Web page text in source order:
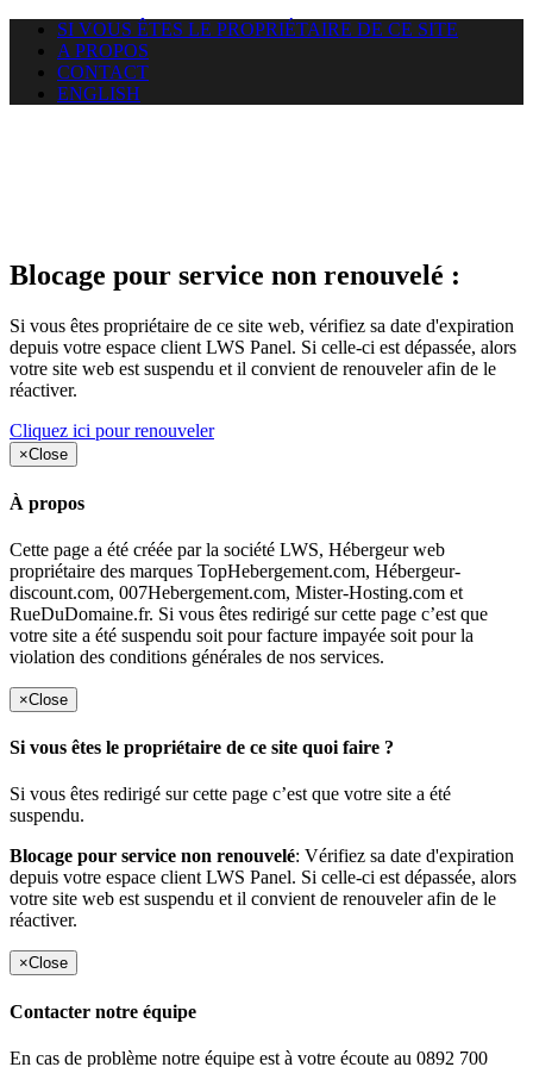
SI VOUS ÊTES LE PROPRIÉTAIRE DE CE SITE
A PROPOS
CONTACT
ENGLISH
Blocage pour service non renouvelé :
Si vous êtes propriétaire de ce site web, vérifiez sa date d'expiration
depuis votre espace client LWS Panel. Si celle-ci est dépassée, alors
votre site web est suspendu et il convient de renouveler afin de le
réactiver.
Cliquez ici pour renouveler
×Close
À propos
Cette page a été créée par la société LWS, Hébergeur web
propriétaire des marques TopHebergement.com, Hébergeur-
discount.com, 007Hebergement.com, Mister-Hosting.com et
RueDuDomaine.fr. Si vous êtes redirigé sur cette page c’est que
votre site a été suspendu soit pour facture impayée soit pour la
violation des conditions générales de nos services.
×Close
Si vous êtes le propriétaire de ce site quoi faire ?
Si vous êtes redirigé sur cette page c’est que votre site a été
suspendu.
Blocage pour service non renouvelé: Vérifiez sa date d'expiration
depuis votre espace client LWS Panel. Si celle-ci est dépassée, alors
votre site web est suspendu et il convient de renouveler afin de le
réactiver.
×Close
Contacter notre équipe
En cas de problème notre équipe est à votre écoute au 0892 700